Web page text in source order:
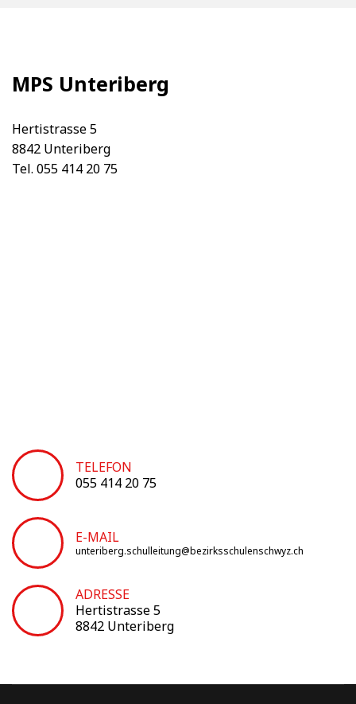
MPS Unteriberg
Hertistrasse 5
8842 Unteriberg
Tel. 055 414 20 75
TELEFON
055 414 20 75
E-MAIL
unteriberg.schulleitung@bezirksschulenschwyz.ch
ADRESSE
Hertistrasse 5
8842 Unteriberg